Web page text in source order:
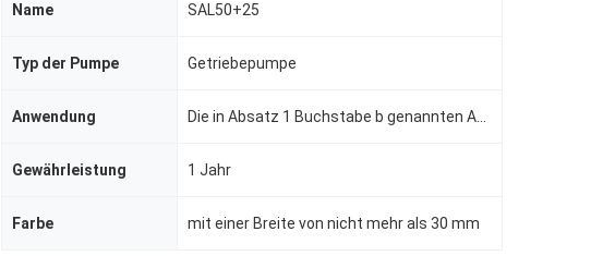
Name SAL50+25
Typ der Pumpe Getriebepumpe
Anwendung
Gewährleistung 1 Jahr
Farbe mit einer Breite von nicht mehr als 30 mm